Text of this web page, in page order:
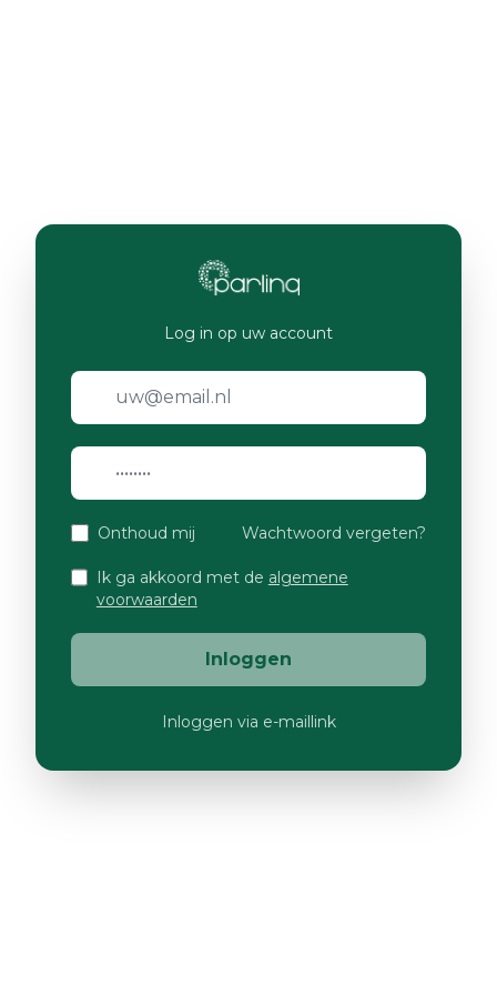
Log in op uw account
Onthoud mij Wachtwoord vergeten?
Ik ga akkoord met de algemene
voorwaarden
Inloggen
Inloggen via e-maillink